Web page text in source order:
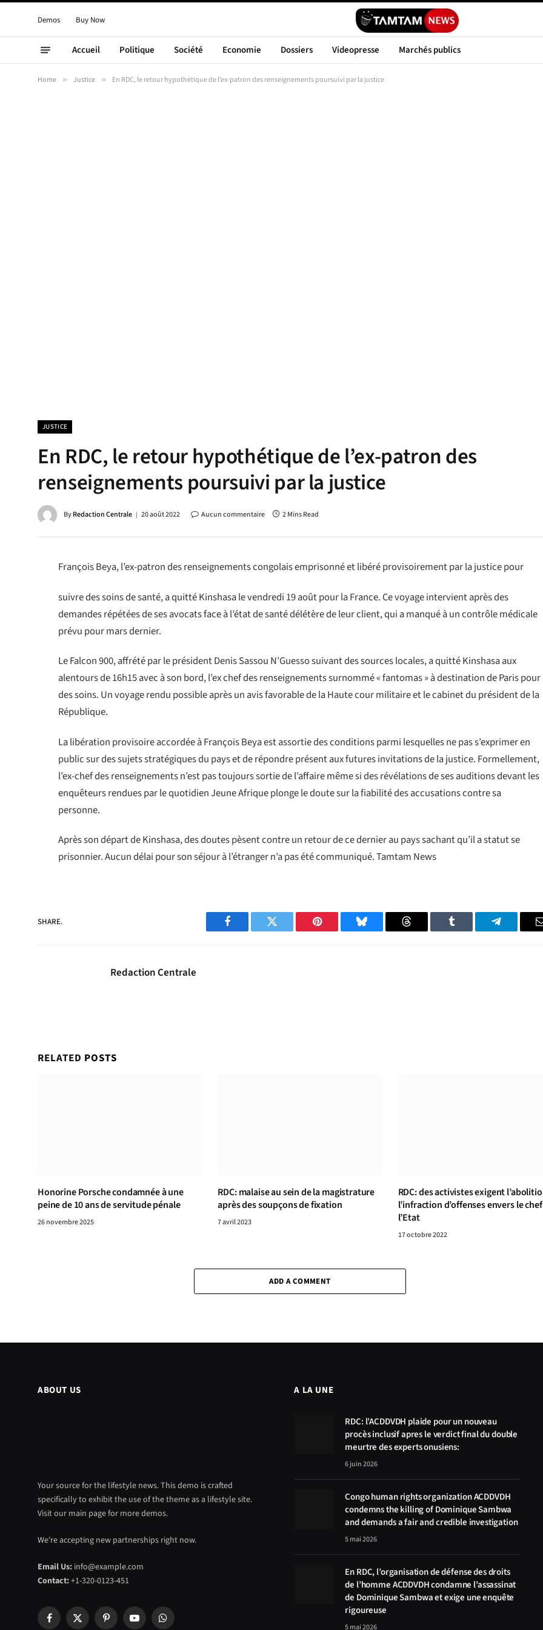
Demos Buy Now
Accueil Politique Société Economie Dossiers Videopresse Marchés publics
Home » Justice » En RDC, le retour hypothétique de l’ex-patron des renseignements poursuivi par la justice
JUSTICE
En RDC, le retour hypothétique de l’ex-patron des
renseignements poursuivi par la justice
ByRedaction Centrale 20 août 2022 Aucun commentaire 2 Mins Read
François Beya, l’ex-patron des renseignements congolais emprisonné et libéré provisoirement par la justice pour
suivre des soins de santé, a quitté Kinshasa le vendredi 19 août pour la France. Ce voyage intervient après des
demandes répétées de ses avocats face à l’état de santé délétère de leur client, qui a manqué à un contrôle médicale
prévu pour mars dernier.
Le Falcon 900, affrété par le président Denis Sassou N’Guesso suivant des sources locales, a quitté Kinshasa aux
alentours de 16h15 avec à son bord, l’ex chef des renseignements surnommé « fantomas » à destination de Paris pour
des soins. Un voyage rendu possible après un avis favorable de la Haute cour militaire et le cabinet du président de la
République.
La libération provisoire accordée à François Beya est assortie des conditions parmi lesquelles ne pas s’exprimer en
public sur des sujets stratégiques du pays et de répondre présent aux futures invitations de la justice. Formellement,
l’ex-chef des renseignements n’est pas toujours sortie de l’affaire même si des révélations de ses auditions devant les
enquêteurs rendues par le quotidien Jeune Afrique plonge le doute sur la fiabilité des accusations contre sa
personne.
Après son départ de Kinshasa, des doutes pèsent contre un retour de ce dernier au pays sachant qu’il a statut se
prisonnier. Aucun délai pour son séjour à l’étranger n’a pas été communiqué. Tamtam News
SHARE.
Facebook Twitter Pinterest Bluesky Threads Tumblr Telegram
Redaction Centrale
RELATED POSTS
Honorine Porsche condamnée à une
peine de 10 ans de servitude pénale
26 novembre 2025
RDC: malaise au sein de la magistrature
après des soupçons de fixation
7 avril 2023
RDC: des activistes exigent
l’infraction d’offenses envers le
l’Etat
17 octobre 2022
ADD A COMMENT
ABOUT US
Your source for the lifestyle news. This demo is crafted
specifically to exhibit the use of the theme as a lifestyle site.
Visit our main page for more demos.
We're accepting new partnerships right now.
Email Us: info@example.com
Contact:+1-320-0123-451
Facebook
X
PinterestYouTubeWhatsApp
A LA UNE
RDC: l’ACDDVDH plaide pour un nouveau
procès inclusif apres le verdict final du double
meurtre des experts onusiens:
6 juin 2026
Congo human rights organization ACDDVDH
condemns the killing of Dominique Sambwa
and demands a fair and credible investigation
5 mai 2026
En RDC, l’organisation de défense des droits
de l’homme ACDDVDH condamne l’assassinat
de Dominique Sambwa et exige une enquête
rigoureuse
5 mai 2026